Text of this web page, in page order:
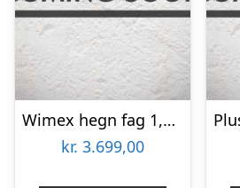
Wimex hegn fag 1,8×1,895m – 9979000027
kr. 3.699,00